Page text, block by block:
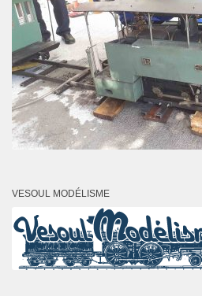
VESOUL MODÉLISME